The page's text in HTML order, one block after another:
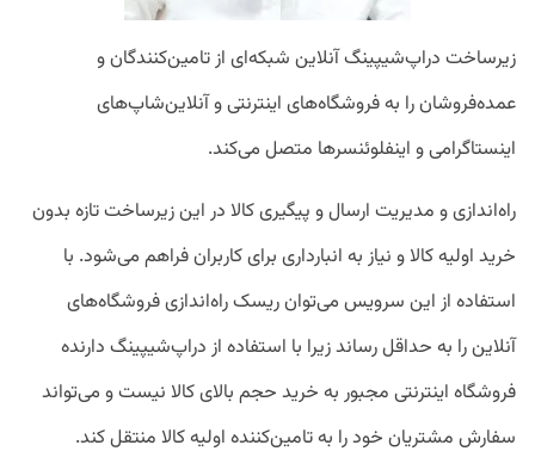
زیرساخت دراپ‌شیپینگ آنلاین شبکه‌ای از تامین‌کنندگان و
عمده‌فروشان را به فروشگاه‌های اینترنتی و آنلاین‌شاپ‌های
اینستاگرامی و اینفلوئنسرها متصل می‌کند.
راه‌اندازی و مدیریت ارسال و پیگیری کالا در این زیرساخت تازه بدون
خرید اولیه کالا و نیاز به انبارداری برای کاربران فراهم می‌شود. با
استفاده از این سرویس می‌توان ریسک راه‌اندازی فروشگاه‌های
آنلاین را به حداقل رساند زیرا با استفاده از دراپ‌شیپینگ دارنده
فروشگاه اینترنتی مجبور به خرید حجم بالای کالا نیست و می‌تواند
سفارش مشتریان خود را به تامین‌کننده اولیه کالا منتقل کند.